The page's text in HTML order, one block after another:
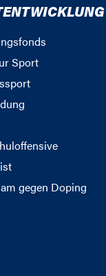
Sport
gegen Doping